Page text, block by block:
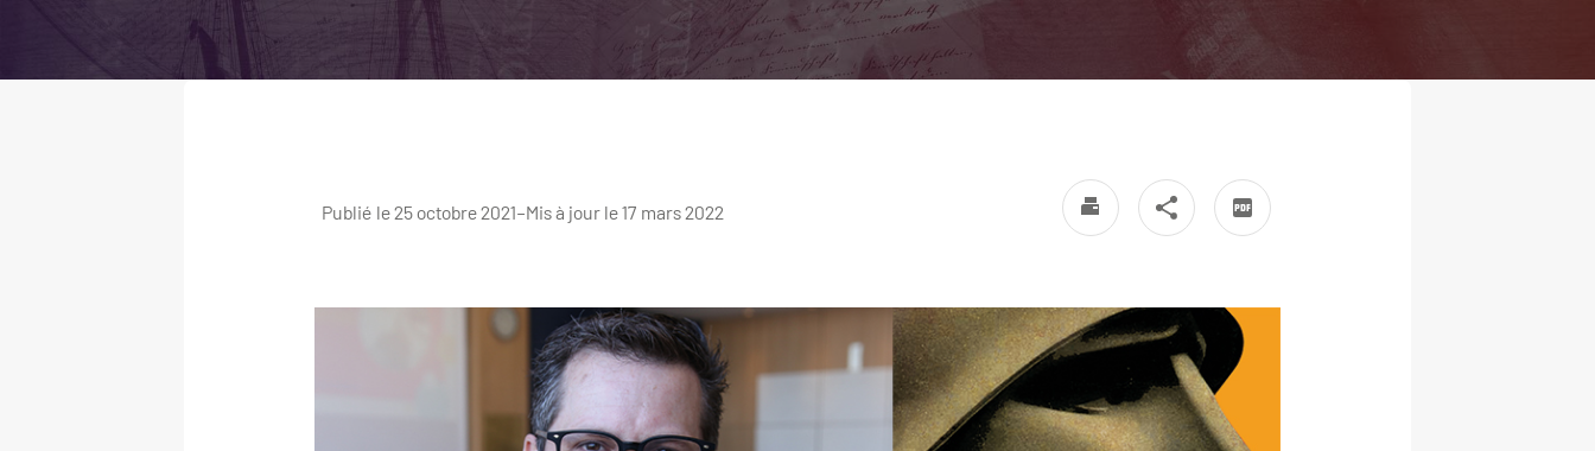
Publié le 25 octobre 2021–Mis à jour le 17 mars 2022